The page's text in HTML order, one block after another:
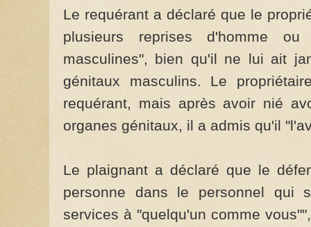
Le requérant a déclaré que le
plusieurs reprises d'homme
masculines", bien qu'il ne lui ait
génitaux masculins. Le
requérant, mais après avoir nié
organes génitaux, il a admis qu'il
Le plaignant a déclaré que le
personne dans le personnel qui
services à "quelqu'un comme